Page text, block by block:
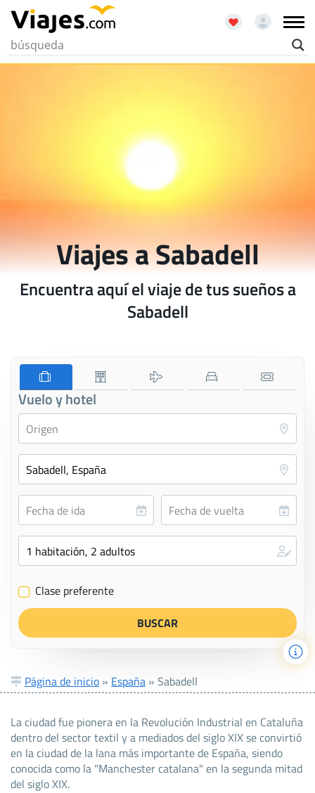
Viajes a Sabadell
Encuentra aquí el viaje de tus sueños a
Sabadell
Vuelo y hotel
✔ Clase preferente
Página de inicio » España » Sabadell
La ciudad fue pionera en la Revolución Industrial en Cataluña
dentro del sector textil y a mediados del siglo XIX se convirtió
en la ciudad de la lana más importante de España, siendo
conocida como la "Manchester catalana" en la segunda mitad
del siglo XIX.